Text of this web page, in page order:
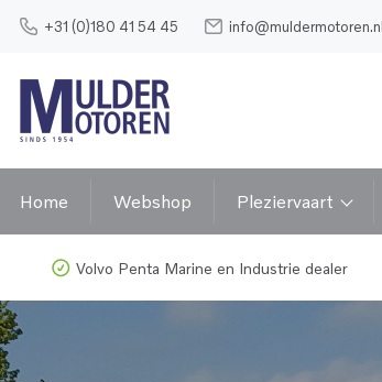
+31 (0)180 41 54 45 info@muldermotoren.nl
Home Webshop Pleziervaart
Volvo Penta Marine en Industrie dealer